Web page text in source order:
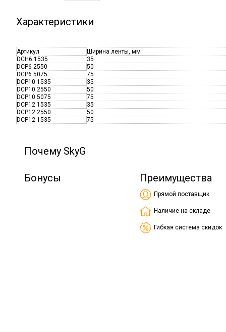
Характеристики
Артикул
Ширина ленты, мм
DCH6 1535
35
DСР6 2550
50
DCP6 5075
75
DCP10 1535
35
DCP10 2550
50
DCP10 5075
75
DCP12 1535
35
DCP12 2550
50
DCP12 1535
75
Почему SkyG
Бонусы Преимущества
Прямой поставщик
Наличие на складе
Гибкая система скидок